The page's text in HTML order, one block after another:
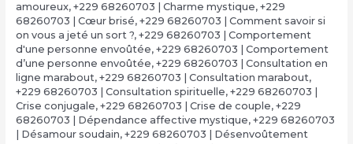
amoureux, +229 68260703 | Charme mystique, +229
68260703 | Cœur brisé, +229 68260703 | Comment savoir si
on vous a jeté un sort ?, +229 68260703 | Comportement
d'une personne envoûtée, +229 68260703 | Comportement
d’une personne envoûtée, +229 68260703 | Consultation en
ligne marabout, +229 68260703 | Consultation marabout,
+229 68260703 | Consultation spirituelle, +229 68260703 |
Crise conjugale, +229 68260703 | Crise de couple, +229
68260703 | Dépendance affective mystique, +229 68260703
| Désamour soudain, +229 68260703 | Désenvoûtement